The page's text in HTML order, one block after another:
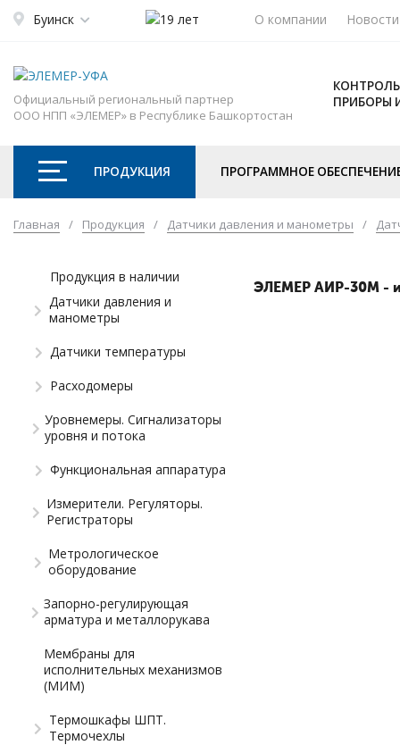
Буинск О компании Новости
Официальный региональный партнер
ООО НПП «ЭЛЕМЕР» в Республике Башкортостан
ПРИБОРЫ
ПРОДУКЦИЯ ПРОГРАММНОЕ
Главная / Продукция / Датчики давления и манометры /
Продукция в наличии
Датчики давления и
манометры
Датчики температуры
Расходомеры
Уровнемеры. Сигнализаторы
уровня и потока
Функциональная аппаратура
Измерители. Регуляторы.
Регистраторы
Метрологическое
оборудование
Запорно-регулирующая
арматура и металлорукава
Мембраны для
исполнительных механизмов
(МИМ)
Термошкафы ШПТ.
Термочехлы
ЭЛЕМЕР АИР-30М -